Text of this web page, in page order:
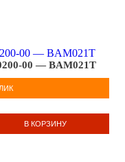
00 — BAM021T
В КОРЗИНУ